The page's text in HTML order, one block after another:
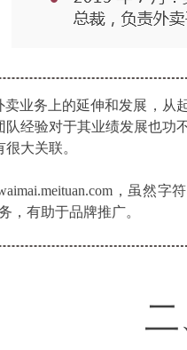
业务上的延伸和发展，从
经验对于其业绩发展也功
大关联。
，虽然字
，有助于品牌推广。